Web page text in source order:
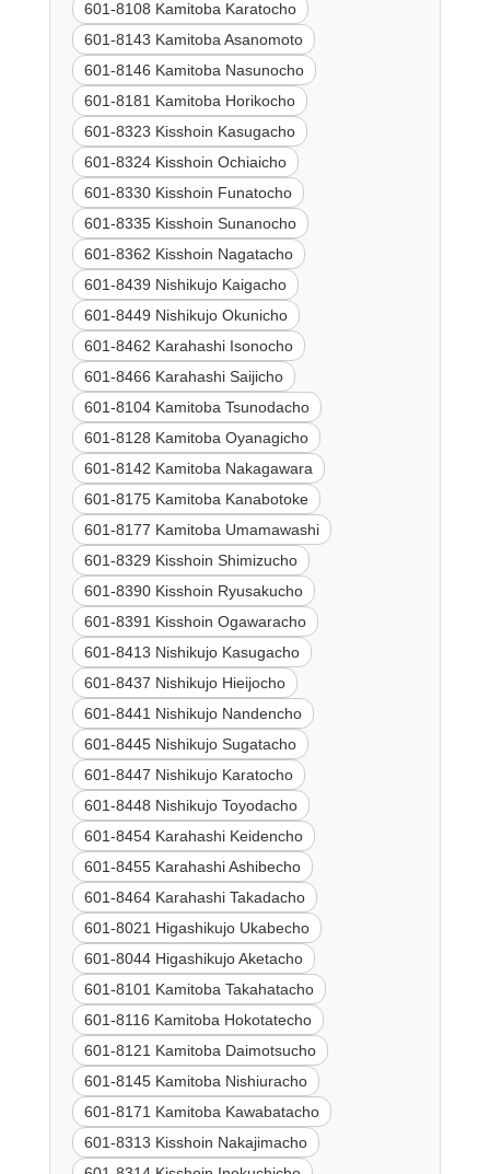
601-8108 Kamitoba Karatocho
601-8143 Kamitoba Asanomoto
601-8146 Kamitoba Nasunocho
601-8181 Kamitoba Horikocho
601-8323 Kisshoin Kasugacho
601-8324 Kisshoin Ochiaicho
601-8330 Kisshoin Funatocho
601-8335 Kisshoin Sunanocho
601-8362 Kisshoin Nagatacho
601-8439 Nishikujo Kaigacho
601-8449 Nishikujo Okunicho
601-8462 Karahashi Isonocho
601-8466 Karahashi Saijicho
601-8104 Kamitoba Tsunodacho
601-8128 Kamitoba Oyanagicho
601-8142 Kamitoba Nakagawara
601-8175 Kamitoba Kanabotoke
601-8177 Kamitoba Umamawashi
601-8329 Kisshoin Shimizucho
601-8390 Kisshoin Ryusakucho
601-8391 Kisshoin Ogawaracho
601-8413 Nishikujo Kasugacho
601-8437 Nishikujo Hieijocho
601-8441 Nishikujo Nandencho
601-8445 Nishikujo Sugatacho
601-8447 Nishikujo Karatocho
601-8448 Nishikujo Toyodacho
601-8454 Karahashi Keidencho
601-8455 Karahashi Ashibecho
601-8464 Karahashi Takadacho
601-8021 Higashikujo Ukabecho
601-8044 Higashikujo Aketacho
601-8101 Kamitoba Takahatacho
601-8116 Kamitoba Hokotatecho
601-8121 Kamitoba Daimotsucho
601-8145 Kamitoba Nishiuracho
601-8171 Kamitoba Kawabatacho
601-8313 Kisshoin Nakajimacho